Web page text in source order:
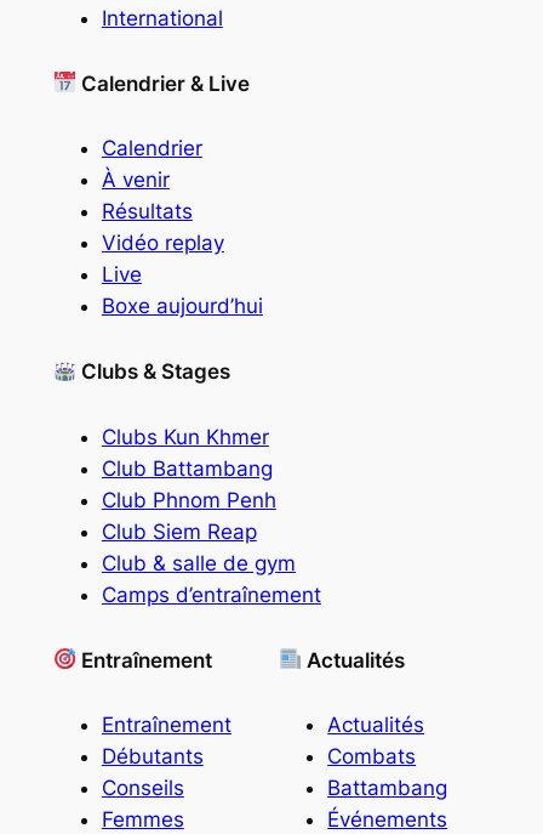
International
Calendrier & Live
Calendrier
À venir
Résultats
Vidéo replay
Live
Boxe aujourd’hui
Clubs & Stages
Clubs Kun Khmer
Club Battambang
Club Phnom Penh
Club Siem Reap
Club & salle de gym
Camps d’entraînement
Entraînement
Entraînement
Débutants
Conseils
Femmes
Actualités
Actualités
Combats
Battambang
Événements